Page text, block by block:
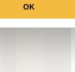
OK